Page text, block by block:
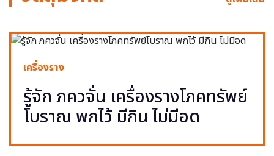
เครื่องราง
รู้จัก ภควจั่น เครื่องรางโภคทรัพย์
โบราณ พกไว้ มีกิน ไม่มีอด